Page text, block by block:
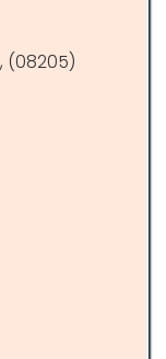
(08205)